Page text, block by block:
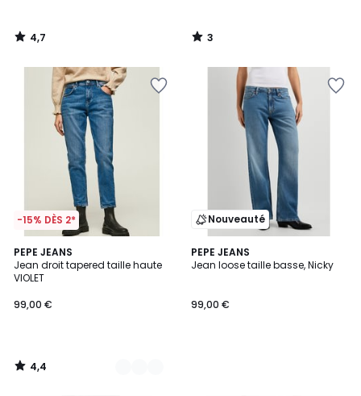
4,7
/
3
/
-15% DÈS 2*
PEPE JEANS
Jean droit tapered taille haute
VIOLET
99,00 €
4,4
/ 5
2
Couleurs
4,4
/
Nouveauté
PEPE JEANS
Jean loose taille basse, Nicky
99,00 €